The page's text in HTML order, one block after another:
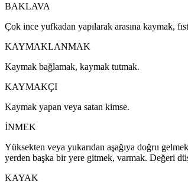
BAKLAVA
Çok ince yufkadan yapılarak arasına kaymak,
KAYMAKLANMAK
Kaymak bağlamak, kaymak tutmak.
KAYMAKÇI
Kaymak yapan veya satan kimse.
İNMEK
Yüksekten veya yukarıdan aşağıya doğru
yerden başka bir yere gitmek, varmak. Değeri
KAYAK